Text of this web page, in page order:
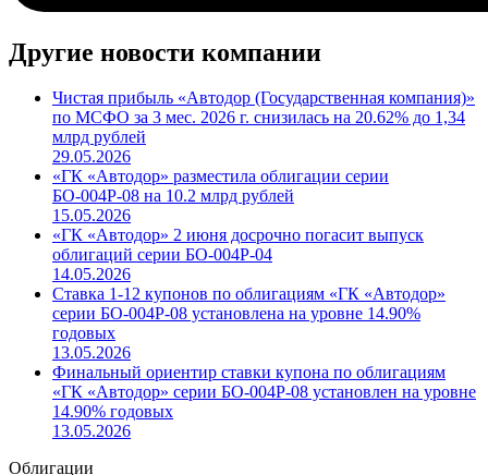
Другие новости компании
Чистая прибыль «Автодор (Государственная компания)»
по МСФО за 3 мес. 2026 г. снизилась на 20.62% до 1,34
млрд рублей
29.05.2026
«ГК «Автодор» разместила облигации серии
БО-004Р-08 на 10.2 млрд рублей
15.05.2026
«ГК «Автодор» 2 июня досрочно погасит выпуск
облигаций серии БO-004P-04
14.05.2026
Ставка 1-12 купонов по облигациям «ГК «Автодор»
серии БО-004Р-08 установлена на уровне 14.90%
годовых
13.05.2026
Финальный ориентир ставки купона по облигациям
«ГК «Автодор» серии БО-004Р-08 установлен на уровне
14.90% годовых
13.05.2026
Облигации